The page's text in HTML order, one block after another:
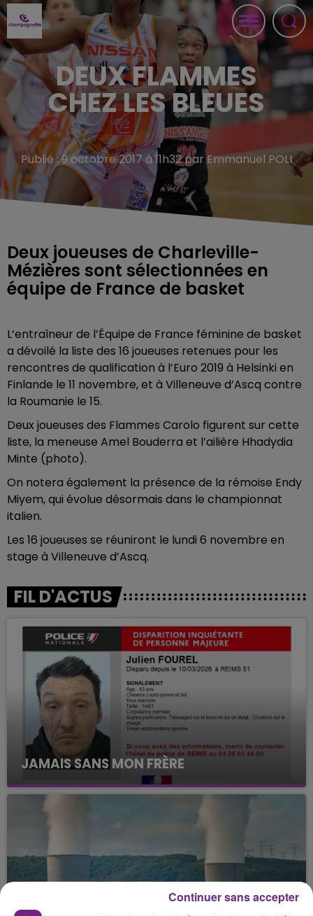
DEUX FLAMMES
CHEZ LES BLEUES
Publié : 9 octobre 2017 à 11h32 par Emmanuel POLI
Deux joueuses de Charleville-
Mézières sont sélectionnées en
équipe de France de basket
L’entraîneur de l’Équipe de France féminine de basket
a dévoilé la liste des 16 joueuses retenues pour les
rencontres de qualification à l’Euro 2019 à Helsinki en
Finlande le 11 novembre, et à Villeneuve d’Ascq contre
la Roumanie le 15.
Deux joueuses des Flammes Carolo figurent sur cette
liste, la meneuse Amel Bouderra et l’ailière Hhadydia
Minte (photo).
On notera également la présence de la rémoise Endy
Miyem, qui évolue désormais dans le championnat
italien.
Les 16 joueuses se réuniront le lundi 6 novembre en
stage à Villeneuve d’Ascq.
FIL D'ACTUS
JAMAIS SANS MON FRÈRE
Julien Fourel n'a plus donné signé de vie depuis 5
mois. Sa sœur poursuit ses recherches pour le
retrouver.
Continuer sans accepter